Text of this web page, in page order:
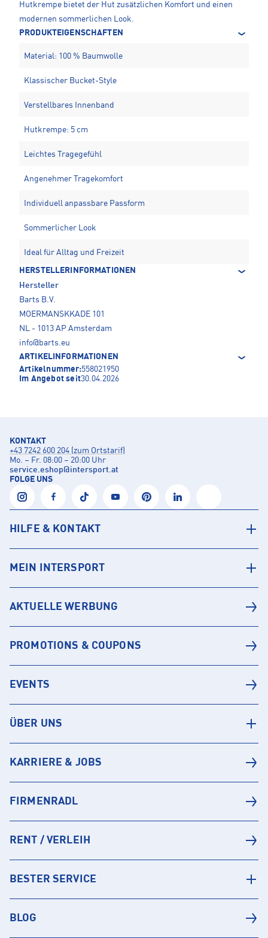
Hutkrempe bietet der Hut zusätzlichen Komfort und einen
modernen sommerlichen Look.
PRODUKTEIGENSCHAFTEN
Material: 100 % Baumwolle
Klassischer Bucket-Style
Verstellbares Innenband
Hutkrempe: 5 cm
Leichtes Tragegefühl
Angenehmer Tragekomfort
Individuell anpassbare Passform
Sommerlicher Look
Ideal für Alltag und Freizeit
HERSTELLERINFORMATIONEN
Hersteller
Barts B.V.
MOERMANSKKADE 101
NL - 1013 AP Amsterdam
info@barts.eu
ARTIKELINFORMATIONEN
Artikelnummer:558021950
Im Angebot seit30.04.2026
KONTAKT
+43 7242 600 204 (zum Ortstarif)
Mo. – Fr. 08:00 – 20:00 Uhr
service.eshop@intersport.at
FOLGE UNS
HILFE & KONTAKT
MEIN INTERSPORT
AKTUELLE WERBUNG
PROMOTIONS & COUPONS
EVENTS
ÜBER UNS
KARRIERE & JOBS
FIRMENRADL
RENT / VERLEIH
BESTER SERVICE
BLOG